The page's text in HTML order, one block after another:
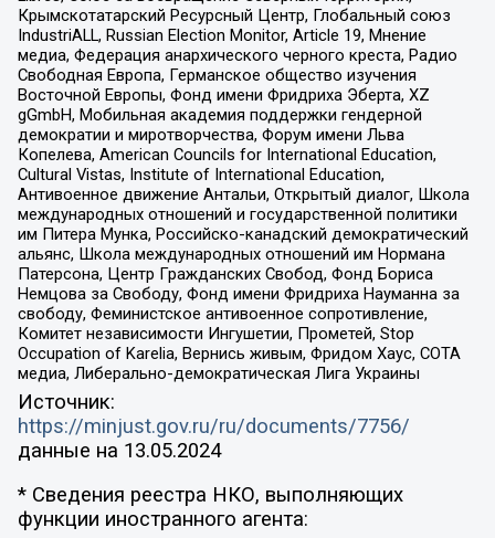
Крымскотатарский Ресурсный Центр, Глобальный союз
IndustriALL, Russian Election Monitor, Article 19, Мнение
медиа, Федерация анархического черного креста, Радио
Свободная Европа, Германское общество изучения
Восточной Европы, Фонд имени Фридриха Эберта, XZ
gGmbH, Мобильная академия поддержки гендерной
демократии и миротворчества, Форум имени Льва
Копелева, American Councils for International Education,
Cultural Vistas, Institute of International Education,
Антивоенное движение Антальи, Открытый диалог, Школа
международных отношений и государственной политики
им Питера Мунка, Российско-канадский демократический
альянс, Школа международных отношений им Нормана
Патерсона, Центр Гражданских Свобод, Фонд Бориса
Немцова за Свободу, Фонд имени Фридриха Науманна за
свободу, Феминистское антивоенное сопротивление,
Комитет независимости Ингушетии, Прометей, Stop
Occupation of Karelia, Вернись живым, Фридом Хаус, СОТА
медиа, Либерально-демократическая Лига Украины
Источник:
https://minjust.gov.ru/ru/documents/7756/
данные на 13.05.2024
* Сведения реестра НКО, выполняющих
функции иностранного агента: